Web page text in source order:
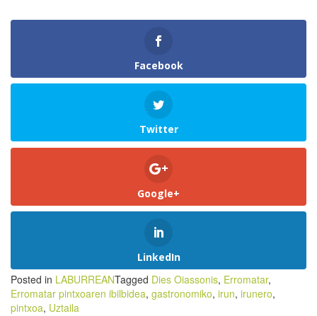
Facebook
Twitter
Google+
LinkedIn
Posted in LABURREANTagged Dies Oiassonis, Erromatar,
Erromatar pintxoaren ibilbidea, gastronomiko, irun, irunero,
pintxoa, Uztaila